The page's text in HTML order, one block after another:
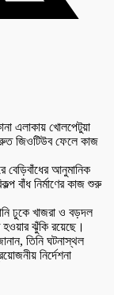
এলাকায় খোলপেটুয়া
জিওটিউব ফেলে কাজ
বেড়িবাঁধের আনুমানিক
বাঁধ নির্মাণের কাজ শুরু
ঢুকে খাজরা ও বড়দল
ঝুঁকি রয়েছে।
তিনি ঘটনাস্থল
নির্দেশনা